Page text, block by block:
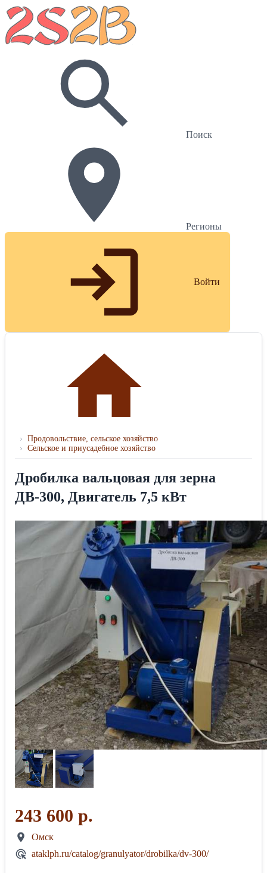
Поиск
Регионы
Войти
› Продовольствие, сельское хозяйство
› Сельское и приусадебное хозяйство
Дробилка вальцовая для зерна
ДВ-300, Двигатель 7,5 кВт
243 600 р.
Омск
ataklph.ru/catalog/granulyator/drobilka/dv-300/